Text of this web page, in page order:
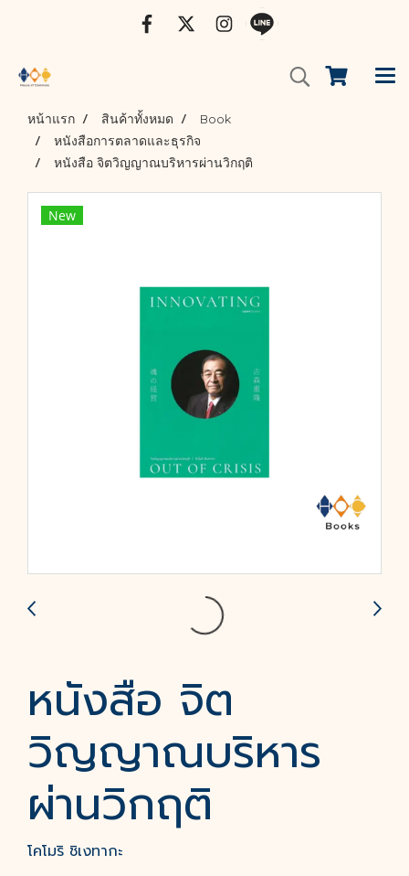
หน้าแรก สินค้าทั้งหมด
Book
หนังสือการตลาดและธุรกิจ
หนังสือ จิตวิญญาณบริหารผ่านวิกฤติ
New
หนังสือ จิต
วิญญาณบริหาร
ผ่านวิกฤติ
โคโมริ ชิเงทากะ